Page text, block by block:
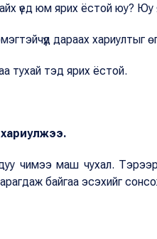
үед юм ярих ёстой юу? Юу
дараах хариултыг
тухай тэд ярих ёстой.
хариулжээ.
дуу чимээ маш чухал.
байгаа эсэхийг